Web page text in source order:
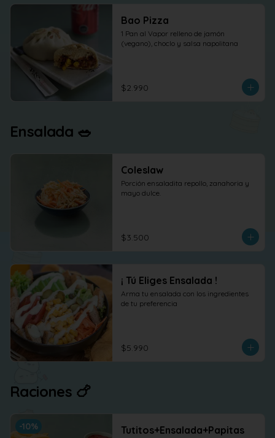
Bao Pizza
1 Pan al Vapor relleno de jamón
(vegano), choclo y salsa napolitana
$2.990
Ensalada 🥗
Coleslaw
Porción ensaladita repollo, zanahoria y
mayo dulce.
$3.500
¡ Tú Eliges Ensalada !
Arma tu ensalada con los ingredientes
de tu preferencia
$5.990
Raciones 🍗
-10% Tutitos+Ensalada+Papitas